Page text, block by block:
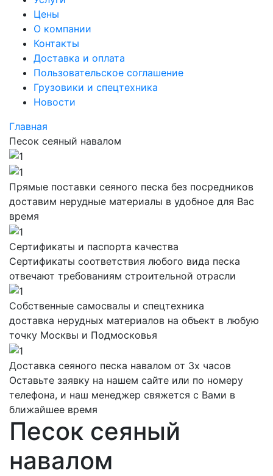
Цены
О компании
Контакты
Доставка и оплата
Пользовательское соглашение
Грузовики и спецтехника
Новости
Главная
Песок сеяный навалом
Прямые поставки сеяного песка без посредников
доставим нерудные материалы в удобное для Вас
время
Сертификаты и паспорта качества
Сертификаты соответствия любого вида песка
отвечают требованиям строительной отрасли
Собственные самосвалы и спецтехника
доставка нерудных материалов на объект в любую
точку Москвы и Подмосковья
Доставка сеяного песка навалом от 3х часов
Оставьте заявку на нашем сайте или по номеру
телефона, и наш менеджер свяжется с Вами в
ближайшее время
Песок сеяный
навалом